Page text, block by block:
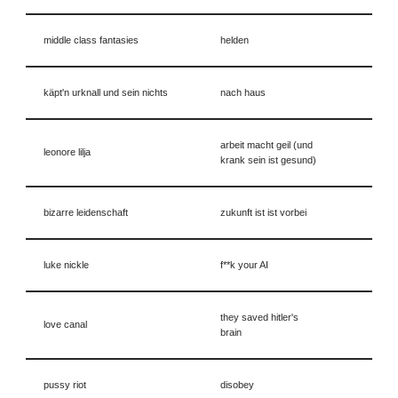
middle class fantasies helden
käpt'n urknall und sein nichts nach haus
leonore lilja
arbeit macht geil (und
krank sein ist gesund)
bizarre leidenschaft zukunft ist ist vorbei
luke nickle f**k your AI
love canal
they saved hitler's
brain
pussy riot disobey